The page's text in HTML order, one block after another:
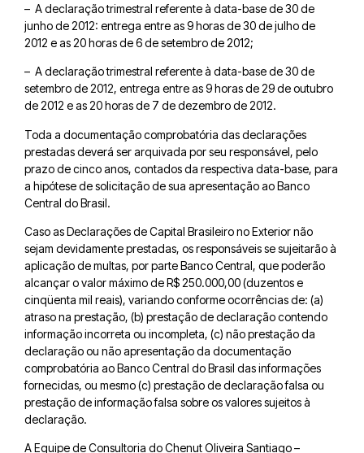
– A declaração trimestral referente à data-base de 30 de
junho de 2012: entrega entre as 9 horas de 30 de julho de
2012 e as 20 horas de 6 de setembro de 2012;
– A declaração trimestral referente à data-base de 30 de
setembro de 2012, entrega entre as 9 horas de 29 de outubro
de 2012 e as 20 horas de 7 de dezembro de 2012.
Toda a documentação comprobatória das declarações
prestadas deverá ser arquivada por seu responsável, pelo
prazo de cinco anos, contados da respectiva data-base, para
a hipótese de solicitação de sua apresentação ao Banco
Central do Brasil.
Caso as Declarações de Capital Brasileiro no Exterior não
sejam devidamente prestadas, os responsáveis se sujeitarão à
aplicação de multas, por parte Banco Central, que poderão
alcançar o valor máximo de R$ 250.000,00 (duzentos e
cinqüenta mil reais), variando conforme ocorrências de: (a)
atraso na prestação, (b) prestação de declaração contendo
informação incorreta ou incompleta, (c) não prestação da
declaração ou não apresentação da documentação
comprobatória ao Banco Central do Brasil das informações
fornecidas, ou mesmo (c) prestação de declaração falsa ou
prestação de informação falsa sobre os valores sujeitos à
declaração.
A Equipe de Consultoria do Chenut Oliveira Santiago –